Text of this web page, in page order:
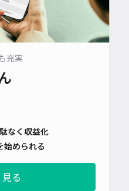
充実
なく収益化
始められる
る